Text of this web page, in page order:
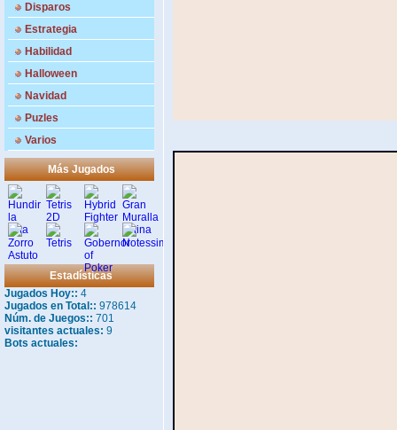
Disparos
Estrategia
Habilidad
Halloween
Navidad
Puzles
Varios
Más Jugados
Estadísticas
Jugados Hoy:: 4
Jugados en Total:: 978614
Núm. de Juegos:: 701
visitantes actuales: 9
Bots actuales: